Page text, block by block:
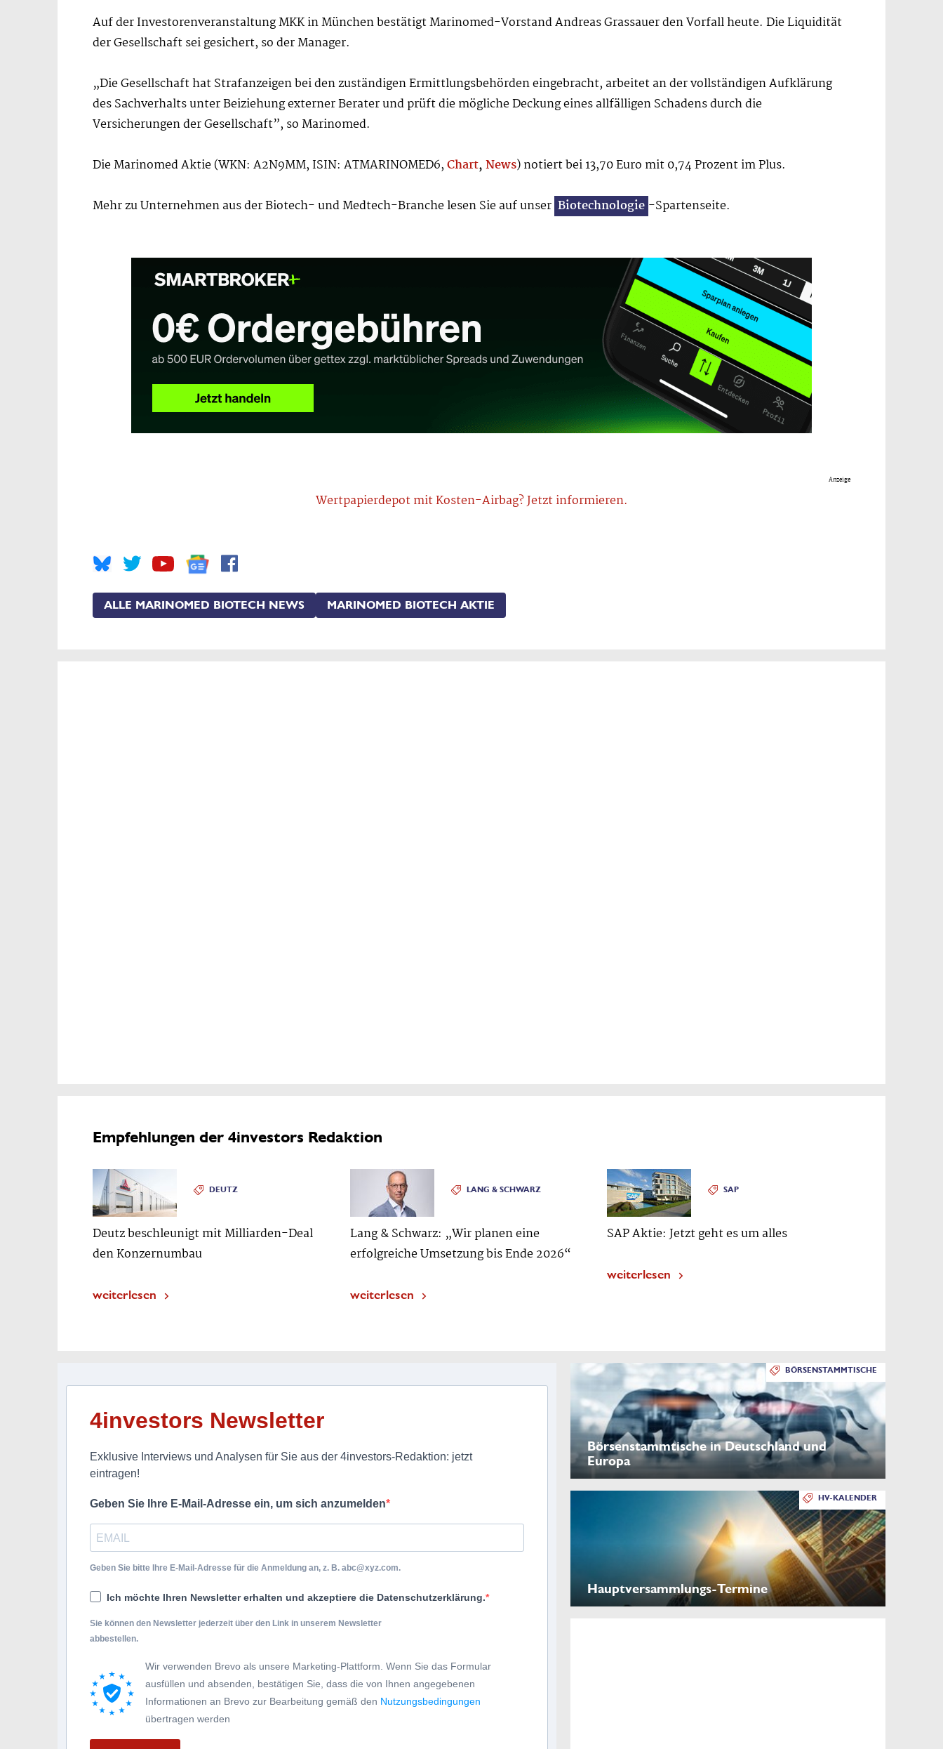
Auf der Investorenveranstaltung MKK in München bestätigt Marinomed-Vorstand Andreas Grassauer den Vorfall heute. Die Liquidität
der Gesellschaft sei gesichert, so der Manager.
„Die Gesellschaft hat Strafanzeigen bei den zuständigen Ermittlungsbehörden eingebracht, arbeitet an der vollständigen Aufklärung
des Sachverhalts unter Beiziehung externer Berater und prüft die mögliche Deckung eines allfälligen Schadens durch die
Versicherungen der Gesellschaft”, so Marinomed.
Die Marinomed Aktie (WKN: A2N9MM, ISIN: ATMARINOMED6,Chart,News) notiert bei 13,70 Euro mit 0,74 Prozent im Plus.
Mehr zu Unternehmen aus der Biotech- und Medtech-Branche lesen Sie auf unser Biotechnologie -Spartenseite.
Anzeige
Wertpapierdepot mit Kosten-Airbag? Jetzt informieren.
ALLE MARINOMED BIOTECH NEWS MARINOMED BIOTECH AKTIE
Empfehlungen der 4investors Redaktion
DEUTZ
Deutz beschleunigt mit Milliarden-Deal
den Konzernumbau
weiterlesen
LANG & SCHWARZ
Lang & Schwarz: „Wir planen eine
erfolgreiche Umsetzung bis Ende 2026“
weiterlesen
SAP
SAP Aktie: Jetzt geht es um alles
weiterlesen
4investors Newsletter
Exklusive Interviews und Analysen für Sie aus der 4investors-Redaktion: jetzt
eintragen!
Geben Sie Ihre E-Mail-Adresse ein, um sich anzumelden
Geben Sie bitte Ihre E-Mail-Adresse für die Anmeldung an, z. B. abc@xyz.com.
Ich möchte Ihren Newsletter erhalten und akzeptiere die Datenschutzerklärung.
Sie können den Newsletter jederzeit über den Link in unserem Newsletter
abbestellen.
Wir verwenden Brevo als unsere Marketing-Plattform. Wenn Sie das Formular
ausfüllen und absenden, bestätigen Sie, dass die von Ihnen angegebenen
Informationen an Brevo zur Bearbeitung gemäß den Nutzungsbedingungen
übertragen werden
BÖRSENSTAMMTISCHE
Börsenstammtische in Deutschland und
Europa
HV-KALENDER
Hauptversammlungs-Termine